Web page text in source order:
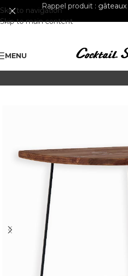
Skip to navigation
Skip to main content
Rappel produit :
MENU